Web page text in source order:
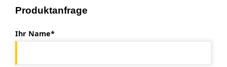
Produktanfrage
Ihr Name*